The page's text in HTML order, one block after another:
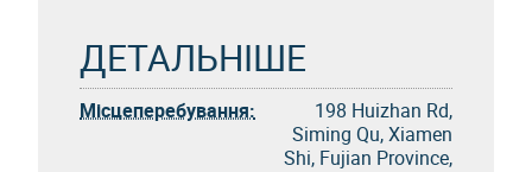
ДЕТАЛЬНІШЕ
Місцеперебування:
198 Huizhan Rd,
Siming Qu, Xiamen
Shi, Fujian Province,